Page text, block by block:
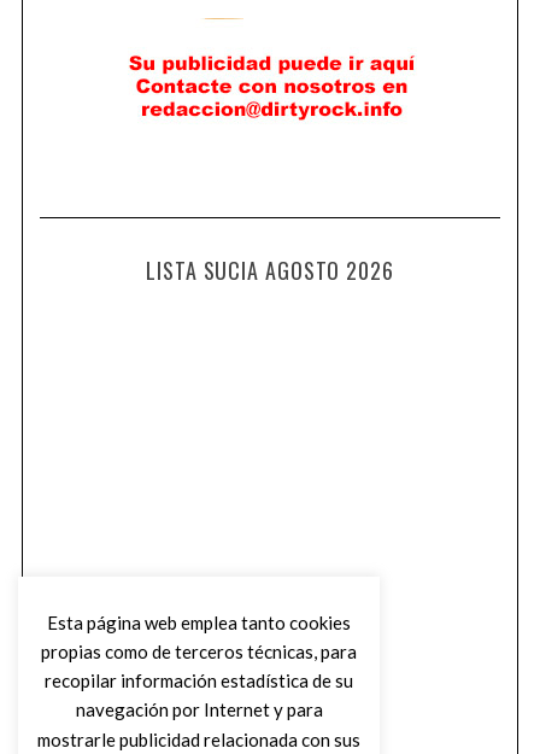
LISTA SUCIA AGOSTO 2026
Esta página web emplea tanto cookies
propias como de terceros técnicas, para
recopilar información estadística de su
navegación por Internet y para
mostrarle publicidad relacionada con sus